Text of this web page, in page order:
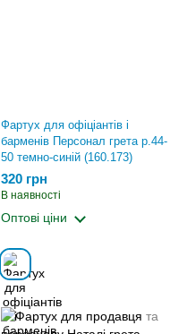
Фартух для офіціантів і
барменів Персонал грета р.44-
50 темно-синій (160.173)
320 грн
В наявності
Оптові ціни